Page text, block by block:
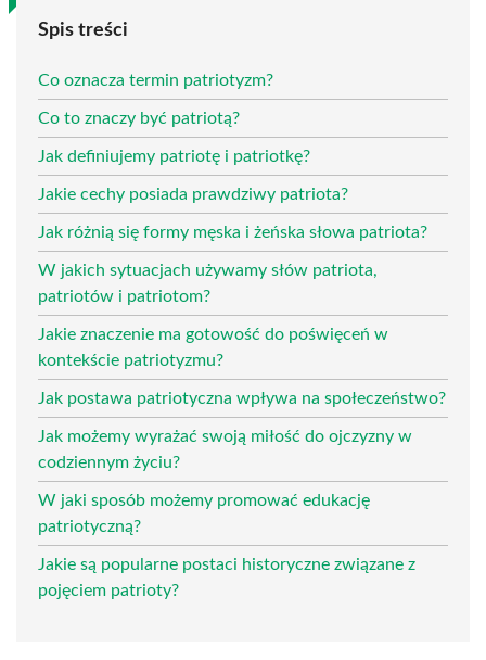
Spis treści
Co oznacza termin patriotyzm?
Co to znaczy być patriotą?
Jak definiujemy patriotę i patriotkę?
Jakie cechy posiada prawdziwy patriota?
Jak różnią się formy męska i żeńska słowa patriota?
W jakich sytuacjach używamy słów patriota,
patriotów i patriotom?
Jakie znaczenie ma gotowość do poświęceń w
kontekście patriotyzmu?
Jak postawa patriotyczna wpływa na społeczeństwo?
Jak możemy wyrażać swoją miłość do ojczyzny w
codziennym życiu?
W jaki sposób możemy promować edukację
patriotyczną?
Jakie są popularne postaci historyczne związane z
pojęciem patrioty?